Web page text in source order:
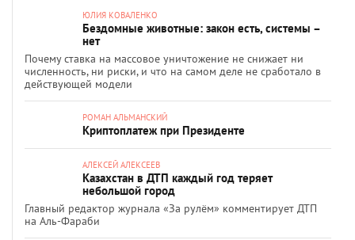
ЮЛИЯ КОВАЛЕНКО
Бездомные животные: закон есть, системы –
нет
Почему ставка на массовое уничтожение не снижает ни
численность, ни риски, и что на самом деле не сработало в
действующей модели
РОМАН АЛЬМАНСКИЙ
Криптоплатеж при Президенте
АЛЕКСЕЙ АЛЕКСЕЕВ
Казахстан в ДТП каждый год теряет
небольшой город
Главный редактор журнала «За рулём» комментирует ДТП
на Аль-Фараби